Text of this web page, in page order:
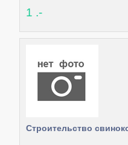
1 .-
Строительство